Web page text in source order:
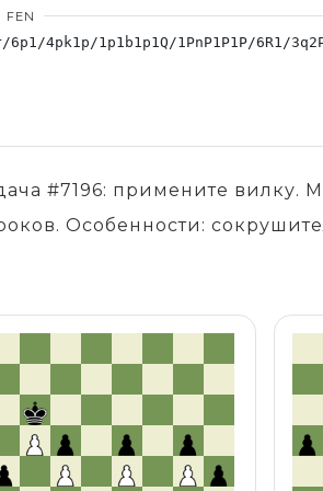
FEN
#7196: примените
Особенности: